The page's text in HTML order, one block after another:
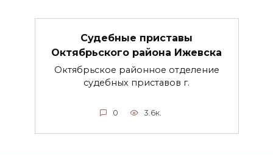
Судебные приставы
Октябрьского района Ижевска
Октябрьское районное отделение
судебных приставов г.
0 3.6к.